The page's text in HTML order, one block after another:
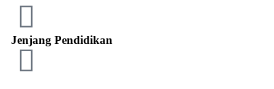
Jenjang Pendidikan